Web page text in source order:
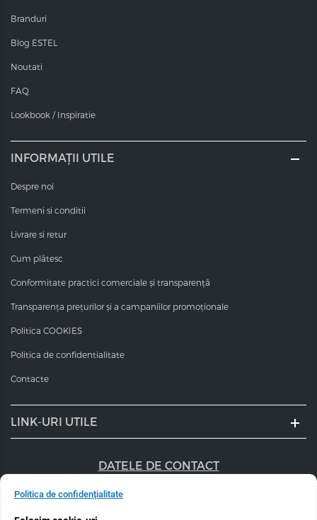
Branduri
Blog ESTEL
Noutati
FAQ
Lookbook / Inspiratie
INFORMAȚII UTILE
Despre noi
Termeni si conditii
Livrare si retur
Cum plătesc
Conformitate practici comerciale și transparență
Transparența prețurilor și a campaniilor promoționale
Politica COOKIES
Politica de confidentialitate
Contacte
LINK-URI UTILE
DATELE DE CONTACT
+40 747 056 359
Politica de confidențialitate